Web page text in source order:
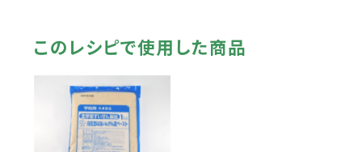
このレシピで使用した商品